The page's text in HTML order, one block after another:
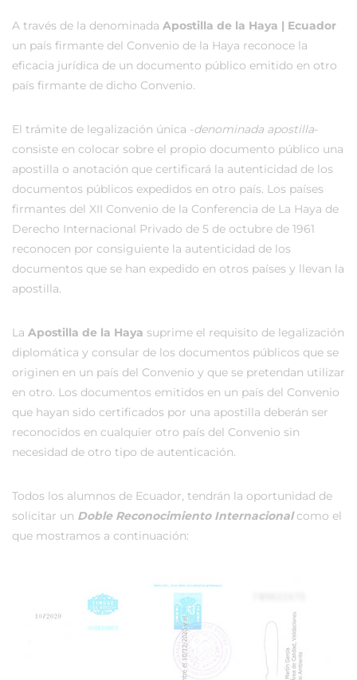
A través de la denominada Apostilla de la Haya | Ecuador
un país firmante del Convenio de la Haya reconoce la
eficacia jurídica de un documento público emitido en otro
país firmante de dicho Convenio.
El trámite de legalización única -denominada apostilla-
consiste en colocar sobre el propio documento público una
apostilla o anotación que certificará la autenticidad de los
documentos públicos expedidos en otro país. Los países
firmantes del XII Convenio de la Conferencia de La Haya de
Derecho Internacional Privado de 5 de octubre de 1961
reconocen por consiguiente la autenticidad de los
documentos que se han expedido en otros países y llevan la
apostilla.
La Apostilla de la Haya suprime el requisito de legalización
diplomática y consular de los documentos públicos que se
originen en un país del Convenio y que se pretendan utilizar
en otro. Los documentos emitidos en un país del Convenio
que hayan sido certificados por una apostilla deberán ser
reconocidos en cualquier otro país del Convenio sin
necesidad de otro tipo de autenticación.
Todos los alumnos de Ecuador, tendrán la oportunidad de
solicitar un Doble Reconocimiento Internacionalcomo el
que mostramos a continuación: